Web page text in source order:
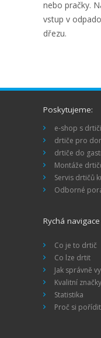
nebo pračky.
vstup v
dřezu.
Poskytujeme:
e-shop s
drtiče pro
drtiče do
Montáže
Servis drtičů
Odborné
Rychá navigace
Co je to drtič
Co lze drtit
Jak správně
Kvalitní značky
Statistika
Proč si